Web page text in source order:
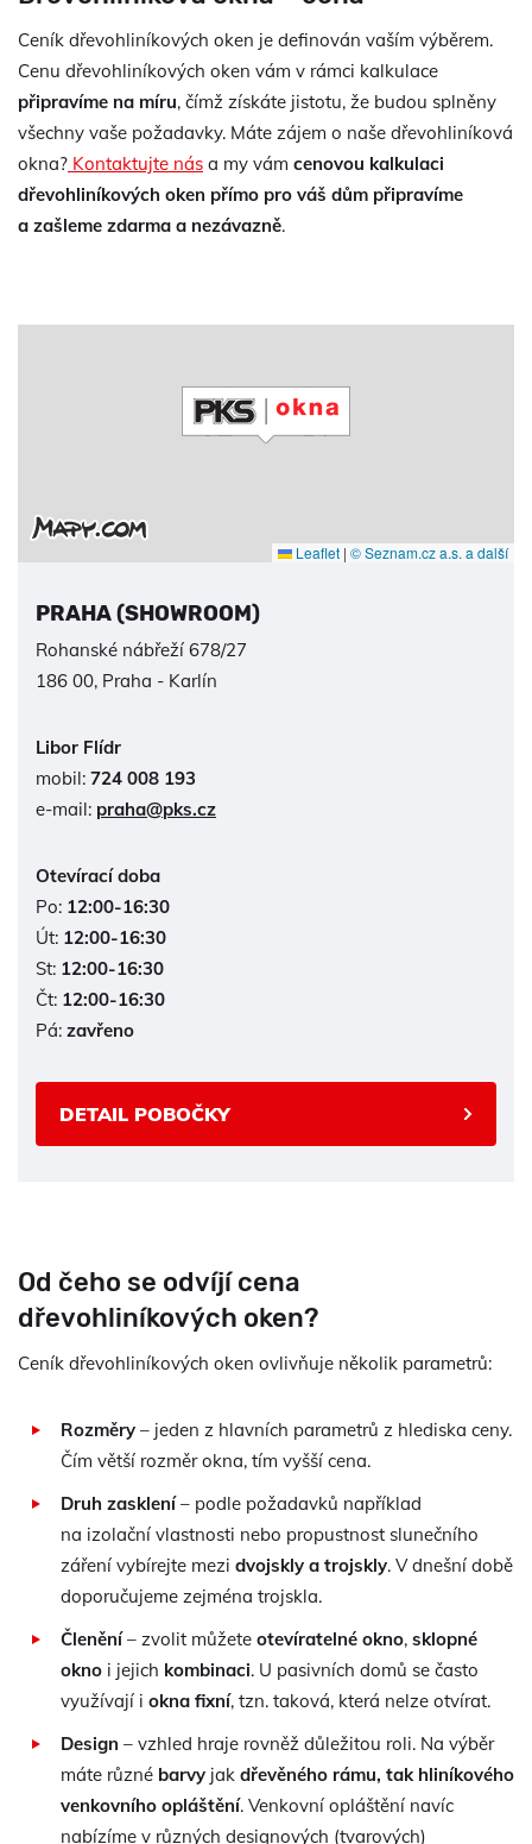
Ceník dřevohliníkových oken je definován vaším výběrem.
Cenu dřevohliníkových oken vám v rámci kalkulace
připravíme na míru, čímž získáte jistotu, že budou splněny
všechny vaše požadavky. Máte zájem o naše dřevohliníková
okna? Kontaktujte nás a my vám cenovou kalkulaci
dřevohliníkových oken přímo pro váš dům připravíme
a zašleme zdarma a nezávazně.
Leaflet | © Seznam.cz a.s. a další
PRAHA (SHOWROOM)
Rohanské nábřeží 678/27
186 00, Praha - Karlín
Libor Flídr
mobil: 724 008 193
e-mail: praha@pks.cz
Otevírací doba
Po: 12:00-16:30
Út: 12:00-16:30
St: 12:00-16:30
Čt: 12:00-16:30
Pá: zavřeno
DETAIL POBOČKY
Od čeho se odvíjí cena
dřevohliníkových oken?
Ceník dřevohliníkových oken ovlivňuje několik parametrů:
Rozměry – jeden z hlavních parametrů z hlediska ceny.
Čím větší rozměr okna, tím vyšší cena.
Druh zasklení– podle požadavků například
na izolační vlastnosti nebo propustnost slunečního
záření vybírejte mezi dvojskly a trojskly. V dnešní době
doporučujeme zejména trojskla.
Členění– zvolit můžete otevíratelné okno, sklopné
okno i jejich kombinaci. U pasivních domů se často
využívají i okna fixní, tzn. taková, která nelze otvírat.
Design – vzhled hraje rovněž důležitou roli. Na výběr
máte různé barvy jak dřevěného rámu, tak hliníkového
venkovního opláštění. Venkovní opláštění navíc
nabízíme v různých designových (tvarových)